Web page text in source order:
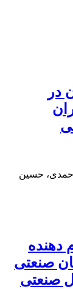
در
حسین
دهنده
صنعتی
صنعتی